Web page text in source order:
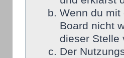
Wenn du
Board nicht
dieser Stelle
Der